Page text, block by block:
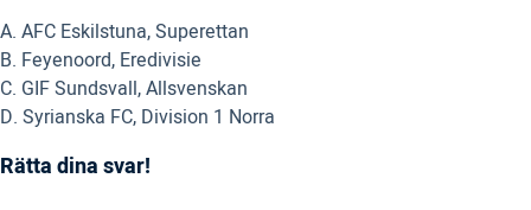
A. AFC Eskilstuna, Superettan
B. Feyenoord, Eredivisie
C. GIF Sundsvall, Allsvenskan
D. Syrianska FC, Division 1 Norra
Rätta dina svar!